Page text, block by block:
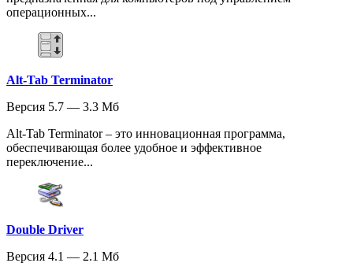
операционных...
Alt-Tab Terminator
Версия 5.7 — 3.3 Мб
Alt-Tab Terminator – это инновационная программа,
обеспечивающая более удобное и эффективное
переключение...
Double Driver
Версия 4.1 — 2.1 Мб